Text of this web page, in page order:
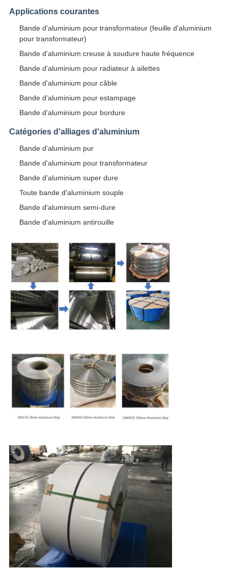
Applications courantes
Bande d'aluminium pour transformateur (feuille d'aluminium
pour transformateur)
Bande d'aluminium creuse à soudure haute fréquence
Bande d'aluminium pour radiateur à ailettes
Bande d'aluminium pour câble
Bande d'aluminium pour estampage
Bande d'aluminium pour bordure
Catégories d'alliages d'aluminium
Bande d'aluminium pur
Bande d'aluminium pour transformateur
Bande d'aluminium super dure
Toute bande d'aluminium souple
Bande d'aluminium semi-dure
Bande d'aluminium antirouille